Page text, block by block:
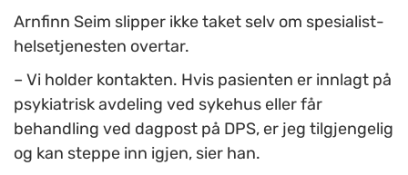
Arnfinn Seim slipper ikke taket selv om spesialist-
helsetjenesten overtar.
– Vi holder kontakten. Hvis pasienten er innlagt på
psykiatrisk avdeling ved sykehus eller får
behandling ved dagpost på DPS, er jeg tilgjengelig
og kan steppe inn igjen, sier han.